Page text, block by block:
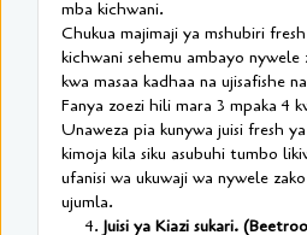
mba kichwani.
Chukua majimaji ya mshubiri
kichwani sehemu ambayo nywele
kwa masaa kadhaa na ujisafishe
Fanya zoezi hili mara 3 mpaka 4
Unaweza pia kunywa juisi fresh
kimoja kila siku asubuhi tumbo
ufanisi wa ukuwaji wa nywele
ujumla.
4. Juisi ya Kiazi sukari.